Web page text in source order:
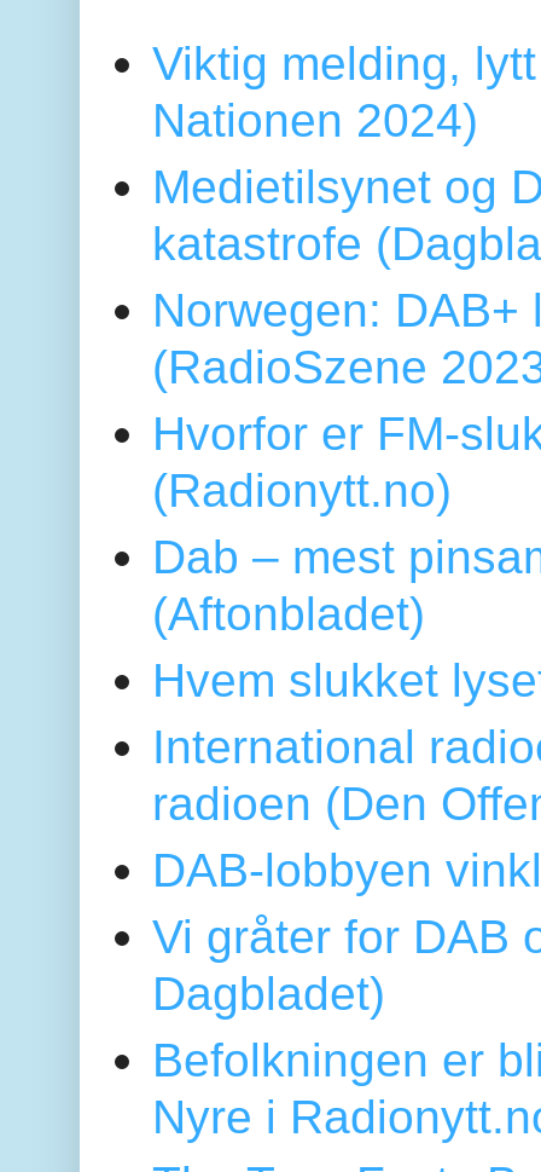
Viktig melding,
Nationen 2024)
Medietilsynet og
katastrofe
Norwegen:
(RadioSzene
Hvorfor er FM-
(Radionytt.no)
Dab – mest
(Aftonbladet)
Hvem slukket
International
radioen (Den
DAB-lobbyen
Vi gråter for DAB
Dagbladet)
Befolkningen er
Nyre i